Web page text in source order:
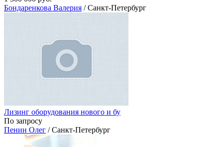
Бондаренкова Валерия / Санкт-Петербург
Лизинг оборудования нового и бу
По запросу
Пенин Олег / Санкт-Петербург